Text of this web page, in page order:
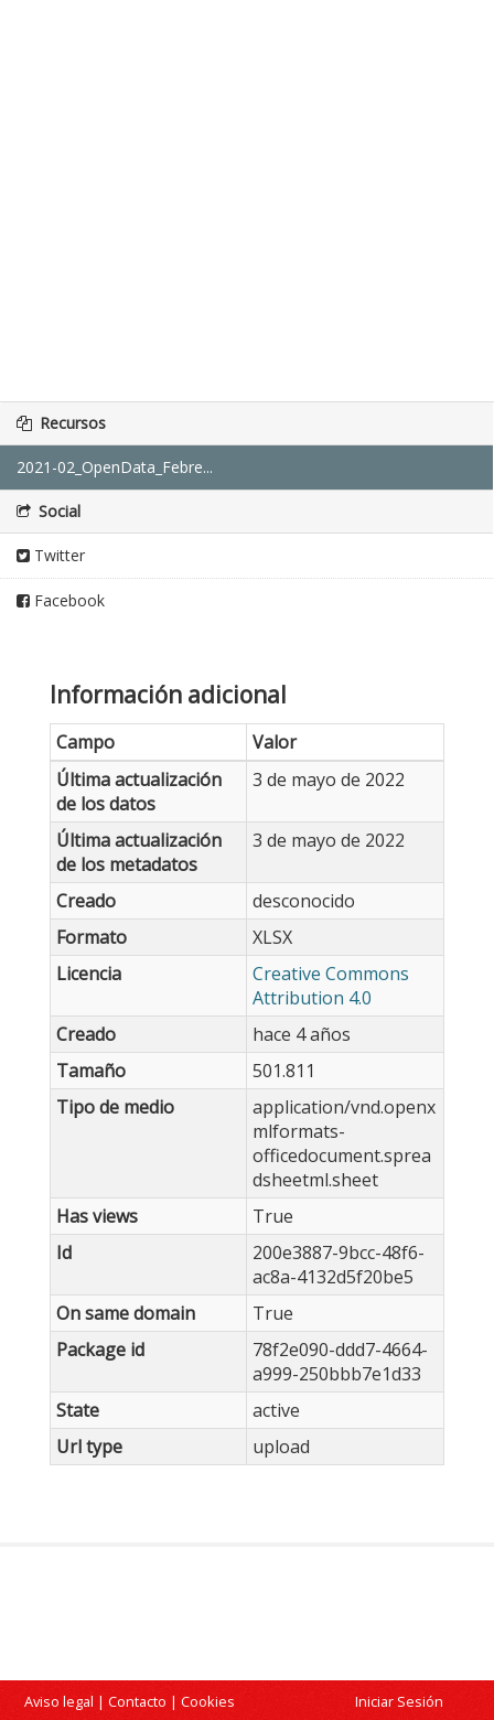
Recursos
2021-02_OpenData_Febre...
Social
Twitter
Facebook
Información adicional
Campo
Valor
Última actualización
de los datos
3 de mayo de 2022
Última actualización
de los metadatos
3 de mayo de 2022
Creado
desconocido
Formato
XLSX
Licencia
Creative Commons
Attribution 4.0
Creado
hace 4 años
Tamaño
501.811
Tipo de medio
application/vnd.openx
mlformats-
officedocument.sprea
dsheetml.sheet
Has views
True
Id
200e3887-9bcc-48f6-
ac8a-4132d5f20be5
On same domain
True
Package id
78f2e090-ddd7-4664-
a999-250bbb7e1d33
State
active
Url type
upload
Aviso legal | Contacto | Cookies Iniciar Sesión